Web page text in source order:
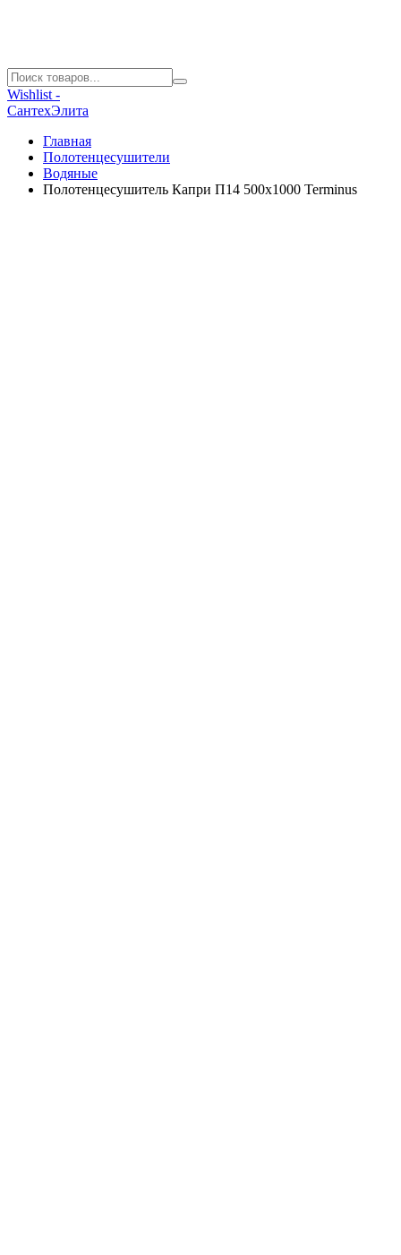
Wishlist -
СантехЭлита
Главная
Полотенцесушители
Водяные
Полотенцесушитель Капри П14 500х1000 Terminus